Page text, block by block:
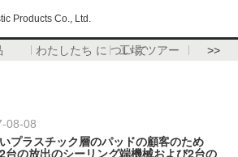
Products Co., Ltd.
わたしたち に つい て工場 ツアー >>
08-08
プラスチック層のパッドの顧客のため
台の放出のシーリング端機械および2台の